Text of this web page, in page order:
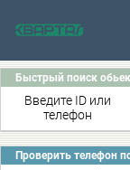
Быстрый поиск
Введите ID или
телефон
Проверить телефон